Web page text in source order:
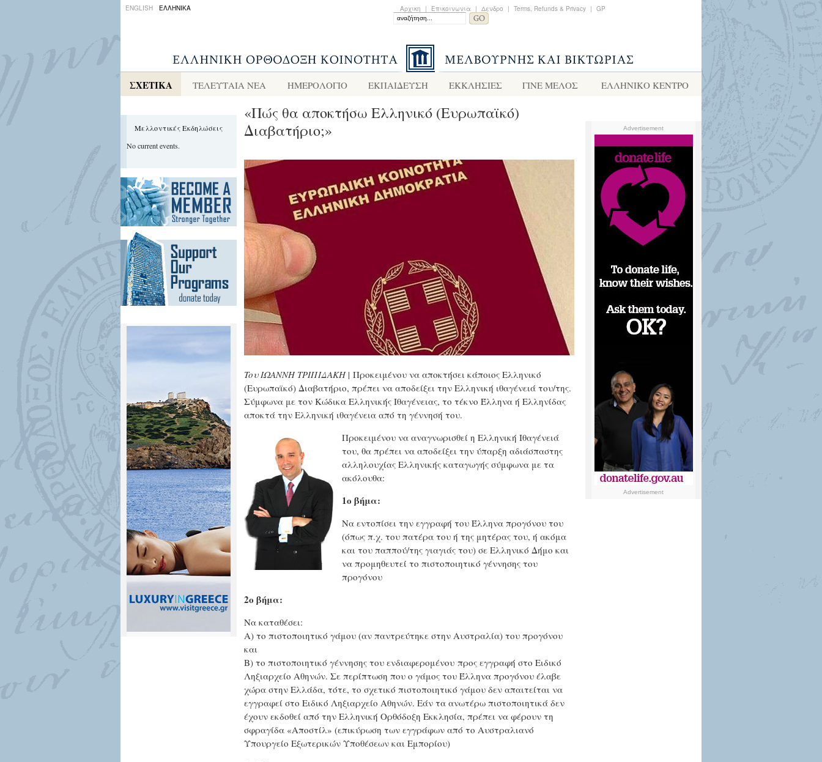
ENGLISH ΕΛΛΗΝΙΚΑ Αρχικη | Επικοινωνια | Δενδρο | Terms, Refunds & Privacy | GP
ΣΧΕΤΙΚΑ ΤΕΛΕΥΤΑΙΑ ΝΕΑ ΗΜΕΡΟΛΟΓΙΟ ΕΚΠΑΙΔΕΥΣΗ ΕΚΚΛΗΣΙΕΣ ΓΙΝΕ ΜΕΛΟΣ ΕΛΛΗΝΙΚΌ ΚΈΝΤΡΟ
Μελλοντικές Εκδηλώσεις
No current events.
«Πώς θα αποκτήσω Ελληνικό (Ευρωπαϊκό)
Διαβατήριο;»
Toυ ΙΩΑΝΝΗ ΤΡΙΠΙΔΑΚΗ| Προκειμένου να αποκτήσει κάποιος Ελληνικό
(Ευρωπαϊκό) Διαβατήριο, πρέπει να αποδείξει την Ελληνική ιθαγένειά του/της.
Σύμφωνα με τον Κώδικα Ελληνικής Ιθαγένειας, το τέκνο Έλληνα ή Ελληνίδας
αποκτά την Ελληνική ιθαγένεια από τη γέννησή του.
Προκειμένου να αναγνωρισθεί η Ελληνική Ιθαγένειά
του, θα πρέπει να αποδείξει την ύπαρξη αδιάσπαστης
αλληλουχίας Ελληνικής καταγωγής σύμφωνα με τα
ακόλουθα:
1o βήμα:
Να εντοπίσει την εγγραφή του Έλληνα προγόνου του
(όπως π.χ. του πατέρα του ή της μητέρας του, ή ακόμα
και του παππού/της γιαγιάς του) σε Ελληνικό Δήμο και
να προμηθευτεί το πιστοποιητικό γέννησης του
προγόνου
2ο βήμα:
Να καταθέσει:
Α) το πιστοποιητικό γάμου (αν παντρεύτηκε στην Αυστραλία) του προγόνου
και
Β) το πιστοποιητικό γέννησης του ενδιαφερομένου προς εγγραφή στο Ειδικό
Ληξιαρχείο Αθηνών. Σε περίπτωση που ο γάμος του Έλληνα προγόνου έλαβε
χώρα στην Ελλάδα, τότε, το σχετικό πιστοποιητικό γάμου δεν απαιτείται να
εγγραφεί στο Ειδικό Ληξιαρχείο Αθηνών. Εάν τα ανωτέρω πιστοποιητικά δεν
έχουν εκδοθεί από την Ελληνική Ορθόδοξη Εκκλησία, πρέπει να φέρουν τη
σφραγίδα «Αποστίλ» (επικύρωση των εγγράφων από το Αυστραλιανό
Υπουργείο Εξωτερικών Υποθέσεων και Εμπορίου)
Advertisement
Advertisement